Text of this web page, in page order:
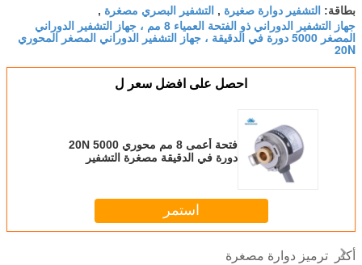
بطاقة: التشفير دوارة صغيرة , التشفير البصري مصغرة ,
جهاز التشفير الدوراني ذو الفتحة العمياء 8 مم ، جهاز التشفير الدوراني
المصغر 5000 دورة في الدقيقة ، جهاز التشفير الدوراني المصغر المحوري
20N
احصل على افضل سعر ل
فتحة أعمى 8 مم محوري 20N 5000
دورة في الدقيقة مصغرة التشفير
استمر
أكثر ترميز دوارة مصغرة